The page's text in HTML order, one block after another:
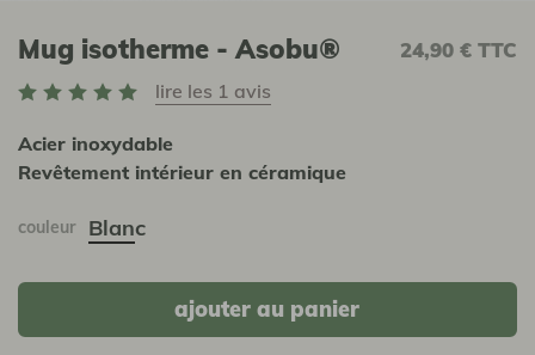
Mug isotherme - Asobu®
lire les 1 avis
Acier inoxydable
Revêtement intérieur en céramique
couleur Blanc
24,90 € TTC
ajouter au panier